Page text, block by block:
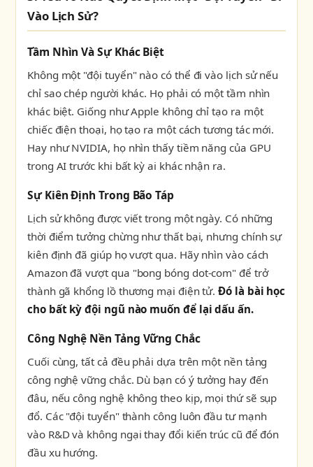
Vào Lịch Sử?
Tầm Nhìn Và Sự Khác Biệt
Không một "đội tuyển" nào có thể đi vào lịch sử nếu
chỉ sao chép người khác. Họ phải có một tầm nhìn
khác biệt. Giống như Apple không chỉ tạo ra một
chiếc điện thoại, họ tạo ra một cách tương tác mới.
Hay như NVIDIA, họ nhìn thấy tiềm năng của GPU
trong AI trước khi bất kỳ ai khác nhận ra.
Sự Kiên Định Trong Bão Táp
Lịch sử không được viết trong một ngày. Có những
thời điểm tưởng chừng như thất bại, nhưng chính sự
kiên định đã giúp họ vượt qua. Hãy nhìn vào cách
Amazon đã vượt qua "bong bóng dot-com" để trở
thành gã khổng lồ thương mại điện tử.Đó là bài học
cho bất kỳ đội ngũ nào muốn để lại dấu ấn.
Công Nghệ Nền Tảng Vững Chắc
Cuối cùng, tất cả đều phải dựa trên một nền tảng
công nghệ vững chắc. Dù bạn có ý tưởng hay đến
đâu, nếu công nghệ không theo kịp, mọi thứ sẽ sụp
đổ. Các "đội tuyển" thành công luôn đầu tư mạnh
vào R&D và không ngại thay đổi kiến trúc cũ để đón
đầu xu hướng.